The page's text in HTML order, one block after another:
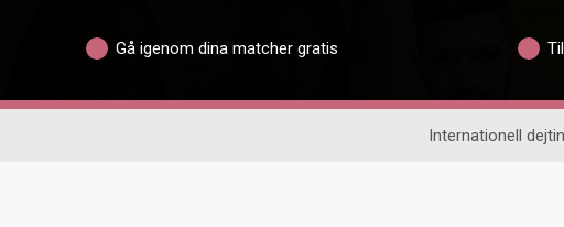
Gå igenom dina matcher gratis
Internationell